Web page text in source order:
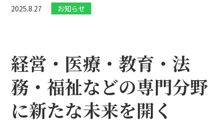
2025.8.27 お知らせ
経営・医療・教育・法
務・福祉などの専門分野
に新たな未来を開く